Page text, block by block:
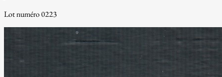
Lot numéro 0223